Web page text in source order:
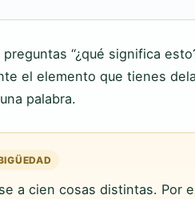
“¿qué significa
el elemento que tienes
palabra.
a cien cosas distintas. Por